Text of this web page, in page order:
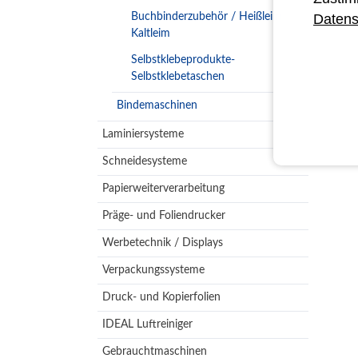
Buchbinderzubehör / Heißleim
Kaltleim
Selbstklebeprodukte-
Selbstklebetaschen
Bindemaschinen
Laminiersysteme
Schneidesysteme
Papierweiterverarbeitung
Präge- und Foliendrucker
Werbetechnik / Displays
Verpackungssysteme
Druck- und Kopierfolien
IDEAL Luftreiniger
Gebrauchtmaschinen